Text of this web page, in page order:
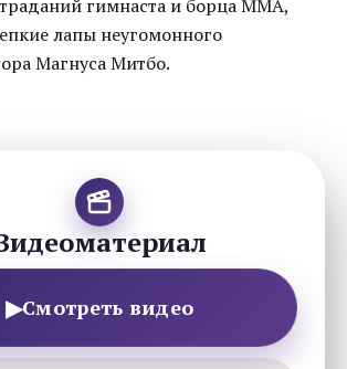
гимнаста и борца ММА,
лапы неугомонного
Магнуса Митбо.
▶Смотреть видео